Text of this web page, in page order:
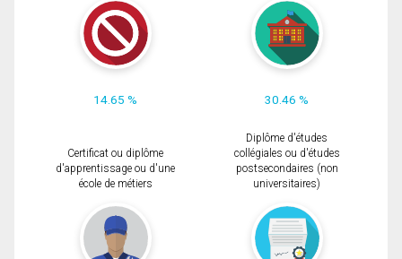
14.65 % 30.46 %
Certificat ou diplôme
d'apprentissage ou d'une
école de métiers
Diplôme d'études
collégiales ou d'études
postsecondaires (non
universitaires)